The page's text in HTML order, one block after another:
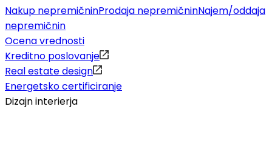
Nakup nepremičninProdaja nepremičninNajem/oddaja
nepremičnin
Ocena vrednosti
Kreditno poslovanje
Real estate design
Energetsko certificiranje
Dizajn interierja